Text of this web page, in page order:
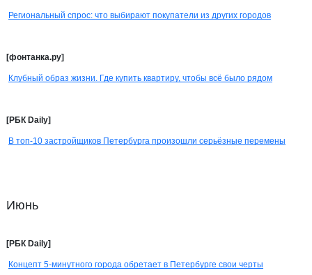
Региональный спрос: что выбирают покупатели из других городов
[фонтанка.ру]
Клубный образ жизни. Где купить квартиру, чтобы всё было рядом
[РБК Daily]
В топ-10 застройщиков Петербурга произошли серьёзные перемены
Июнь
[РБК Daily]
Концепт 5-минутного города обретает в Петербурге свои черты